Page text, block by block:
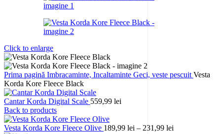
Click to enlarge
Prima pagină Imbracaminte, Incaltaminte Geci, veste pescuit Vesta
Korda Kore Fleece Black
Cantar Korda Digital Scale 559,99 lei
Back to products
Vesta Korda Kore Fleece Olive 189,99 lei – 231,99 lei